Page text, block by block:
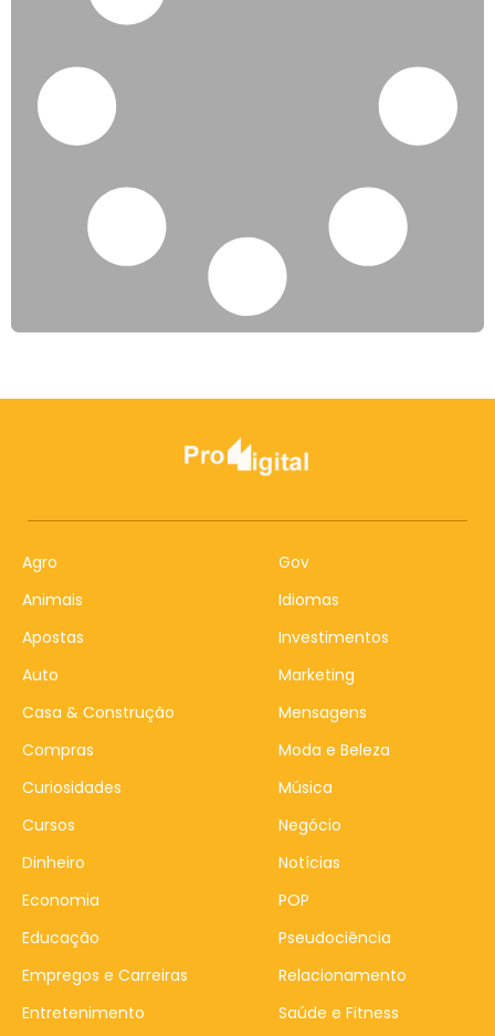
Agro
Animais
Apostas
Auto
Casa & Construção
Compras
Curiosidades
Cursos
Dinheiro
Economia
Educação
Empregos e Carreiras
Entretenimento
Gov
Idiomas
Investimentos
Marketing
Mensagens
Moda e Beleza
Música
Negócio
Notícias
POP
Pseudociência
Relacionamento
Saúde e Fitness